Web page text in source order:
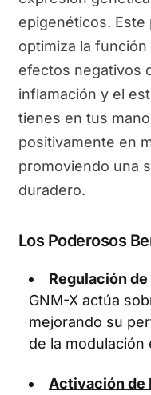
epigenéticos.
optimiza la
efectos negativos
inflamación y el
tienes en tus
positivamente en
promoviendo una
duradero.
Los Poderosos
Regulación
GNM-X actúa
mejorando su
de la modulación
Activación de